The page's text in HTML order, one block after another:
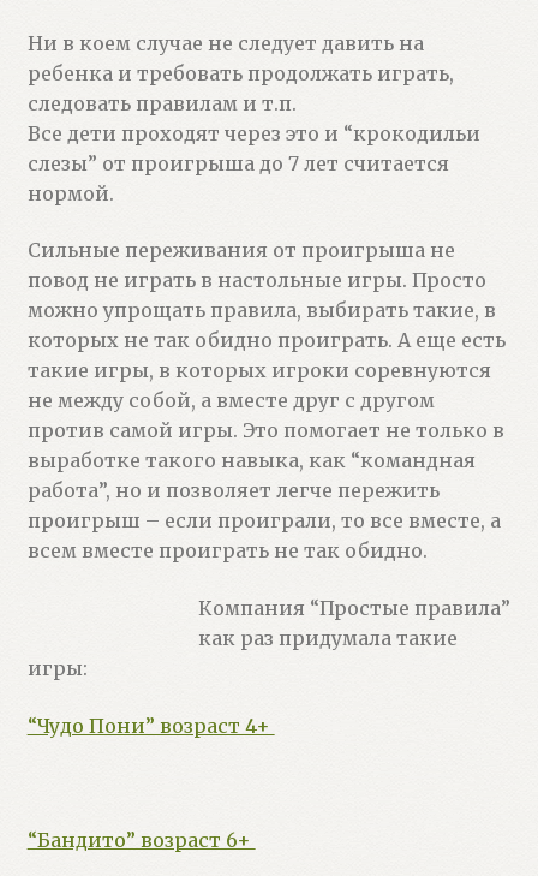
Ни в коем случае не следует давить на
ребенка и требовать продолжать играть,
следовать правилам и т.п.
Все дети проходят через это и “крокодильи
слезы” от проигрыша до 7 лет считается
нормой.
Сильные переживания от проигрыша не
повод не играть в настольные игры. Просто
можно упрощать правила, выбирать такие, в
которых не так обидно проиграть. А еще есть
такие игры, в которых игроки соревнуются
не между собой, а вместе друг с другом
против самой игры. Это помогает не только в
выработке такого навыка, как “командная
работа”, но и позволяет легче пережить
проигрыш – если проиграли, то все вместе, а
всем вместе проиграть не так обидно.
Компания “Простые правила”
как раз придумала такие
игры:
“Чудо Пони” возраст 4+
“Бандито” возраст 6+